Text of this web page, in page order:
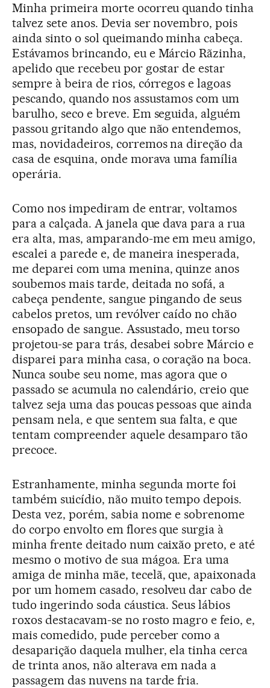
Minha primeira morte ocorreu quando tinha
talvez sete anos. Devia ser novembro, pois
ainda sinto o sol queimando minha cabeça.
Estávamos brincando, eu e Márcio Rãzinha,
apelido que recebeu por gostar de estar
sempre à beira de rios, córregos e lagoas
pescando, quando nos assustamos com um
barulho, seco e breve. Em seguida, alguém
passou gritando algo que não entendemos,
mas, novidadeiros, corremos na direção da
casa de esquina, onde morava uma família
operária.
Como nos impediram de entrar, voltamos
para a calçada. A janela que dava para a rua
era alta, mas, amparando-me em meu amigo,
escalei a parede e, de maneira inesperada,
me deparei com uma menina, quinze anos
soubemos mais tarde, deitada no sofá, a
cabeça pendente, sangue pingando de seus
cabelos pretos, um revólver caído no chão
ensopado de sangue. Assustado, meu torso
projetou-se para trás, desabei sobre Márcio e
disparei para minha casa, o coração na boca.
Nunca soube seu nome, mas agora que o
passado se acumula no calendário, creio que
talvez seja uma das poucas pessoas que ainda
pensam nela, e que sentem sua falta, e que
tentam compreender aquele desamparo tão
precoce.
Estranhamente, minha segunda morte foi
também suicídio, não muito tempo depois.
Desta vez, porém, sabia nome e sobrenome
do corpo envolto em flores que surgia à
minha frente deitado num caixão preto, e até
mesmo o motivo de sua mágoa. Era uma
amiga de minha mãe, tecelã, que, apaixonada
por um homem casado, resolveu dar cabo de
tudo ingerindo soda cáustica. Seus lábios
roxos destacavam-se no rosto magro e feio, e,
mais comedido, pude perceber como a
desaparição daquela mulher, ela tinha cerca
de trinta anos, não alterava em nada a
passagem das nuvens na tarde fria.